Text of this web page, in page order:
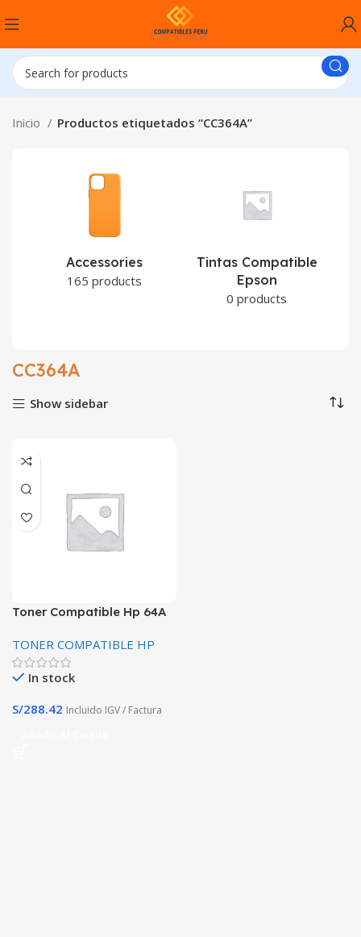
Inicio Productos etiquetados “CC364A”
Accessories
165 products
Tintas Compatible
Epson
0 products
CC364A
Show sidebar
Toner Compatible Hp 64A
P4014/4015/4515 10,000
Paginas
TONER COMPATIBLE HP
In stock
S/288.42 Incluido IGV / Factura